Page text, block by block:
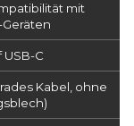
mit
USB-C
Kabel, ohne